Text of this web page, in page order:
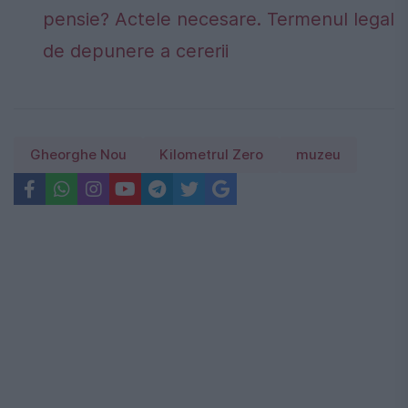
pensie? Actele necesare. Termenul legal
de depunere a cererii
Gheorghe Nou Kilometrul Zero muzeu